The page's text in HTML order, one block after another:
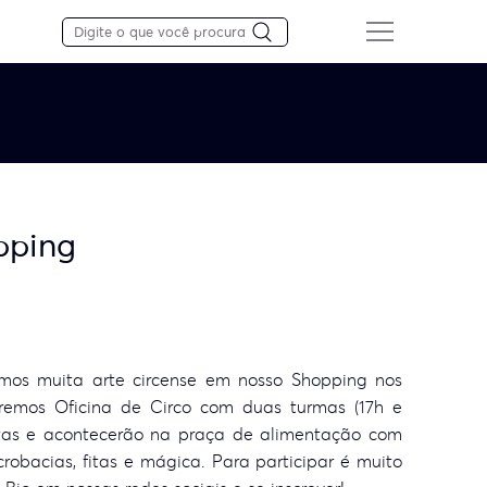
muita arte circense em nosso Shopping nos
Oficina de Circo com duas turmas (17h e
e acontecerão na praça de alimentação com
fitas e mágica. Para participar é muito